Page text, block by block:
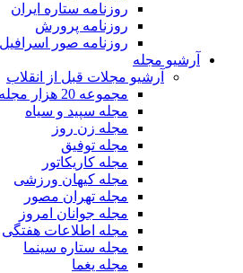
روزنامه ستاره ایران
روزنامه پرورش
روزنامه صور اسرافیل
آرشیو مجله
آرشیو مجلات قبل از انقلاب
مجموعه 20 هزار مجله قدیمی
مجله سپید و سیاه
مجله زن روز
مجله توفیق
مجله کاریکاتور
مجله کیهان ورزشی
مجله تهران مصور
مجله جوانان امروز
مجله اطلاعات هفتگی
مجله ستاره سینما
مجله یغما